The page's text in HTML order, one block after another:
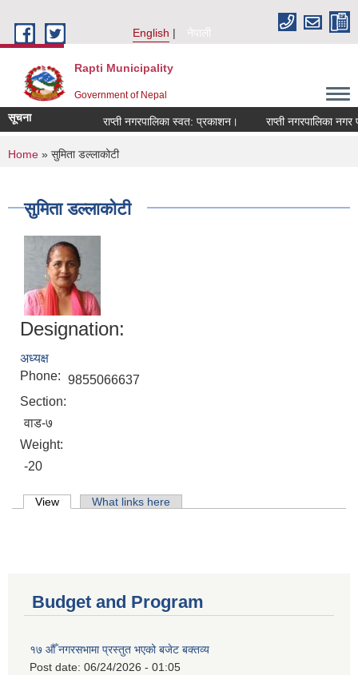
English
नेपाली
Rapti Municipality
Government of Nepal
सूचना राप्ती नगरपालिका स्वत: प्रकाशन। राप्ती नगरपालिका नगर
You are here
Home » सुमिता डल्लाकोटी
सुमिता डल्लाकोटी
Designation:
अध्यक्ष
Phone: 9855066637
Section:
वाड-७
Weight:
-20
Primary tabs
View (active tab)What links here
Budget and Program
१७ औँ नगरसभामा प्रस्तुत भएको बजेट बक्तव्य
Post date: 06/24/2026 - 01:05